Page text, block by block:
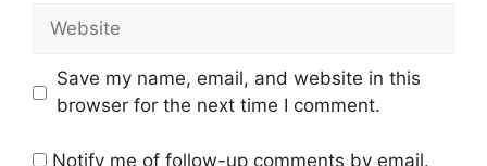
Website
Save my name, email, and website in this
browser for the next time I comment.
Notify me of follow-up comments by email.